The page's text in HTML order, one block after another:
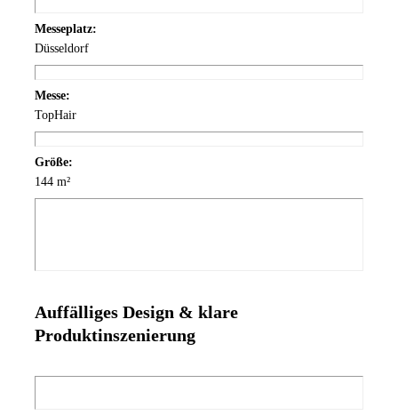
Messeplatz:
Düsseldorf
Messe:
TopHair
Größe:
144 m²
Auffälliges Design & klare
Produktinszenierung